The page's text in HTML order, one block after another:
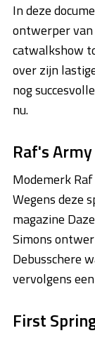
In deze
ontwerper van
catwalkshow
over zijn
nog
nu.
Raf's Army
Modemerk
Wegens deze
magazine
Simons
Debusschere
vervolgens
First